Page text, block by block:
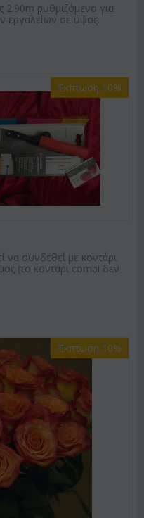
2.90m ρυθμιζόμενο για
εργαλείων σε ύψος.
Έκπτωση 10%
να συνδεθεί με κοντάρι
(το κοντάρι combi δεν
Έκπτωση 10%